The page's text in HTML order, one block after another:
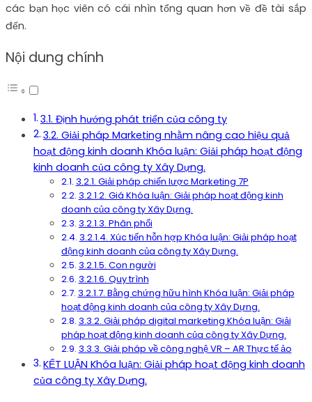
các bạn học viên có cái nhìn tổng quan hơn về đề tài sắp
đến.
Nội dung chính
3.1. Định hướng phát triển của công ty
3.2. Giải pháp Marketing nhằm nâng cao hiệu quả
hoạt động kinh doanh Khóa luận: Giải pháp hoạt động
kinh doanh của công ty Xây Dựng.
3.2.1. Giải pháp chiến lược Marketing 7P
3.2.1.2. Giá Khóa luận: Giải pháp hoạt động kinh
doanh của công ty Xây Dựng.
3.2.1.3. Phân phối
3.2.1.4. Xúc tiến hỗn hợp Khóa luận: Giải pháp hoạt
động kinh doanh của công ty Xây Dựng.
3.2.1.5. Con người
3.2.1.6. Quy trình
3.2.1.7. Bằng chứng hữu hình Khóa luận: Giải pháp
hoạt động kinh doanh của công ty Xây Dựng.
3.3.2. Giải pháp digital marketing Khóa luận: Giải
pháp hoạt động kinh doanh của công ty Xây Dựng.
3.3.3. Giải pháp về công nghệ VR – AR Thực tế ảo
KẾT LUẬN Khóa luận: Giải pháp hoạt động kinh doanh
của công ty Xây Dựng.